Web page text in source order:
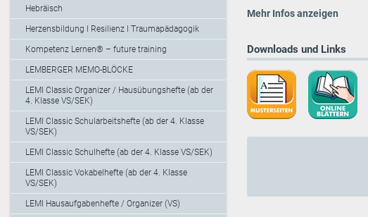
Hebräisch
Herzensbildung I Resilienz I Traumapädagogik
Kompetenz Lernen® – future training
LEMBERGER MEMO-BLÖCKE
LEMI Classic Organizer / Hausübungshefte (ab der
4. Klasse VS/SEK)
LEMI Classic Schularbeitshefte (ab der 4. Klasse
VS/SEK)
LEMI Classic Schulhefte (ab der 4. Klasse VS/SEK)
LEMI Classic Vokabelhefte (ab der 4. Klasse
VS/SEK)
LEMI Hausaufgabenhefte / Organizer (VS)
Mehr Infos anzeigen
Downloads und Links